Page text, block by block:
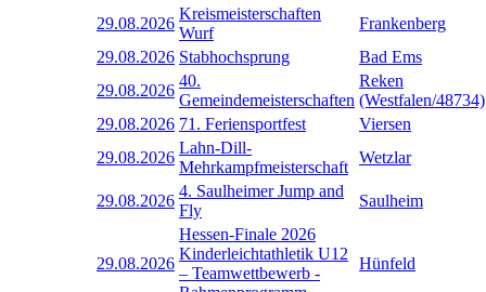
29.08.2026
Kreismeisterschaften
Wurf
Frankenberg
29.08.2026 Stabhochsprung
Bad Ems
29.08.2026
40.
Gemeindemeisterschaften
Reken
(Westfalen/48734)
29.08.2026 71. Feriensportfest
Viersen
29.08.2026
Lahn-Dill-
Mehrkampfmeisterschaft
Wetzlar
29.08.2026
4. Saulheimer Jump and
Fly
Saulheim
29.08.2026
Hessen-Finale 2026
Kinderleichtathletik U12
– Teamwettbewerb -
Hünfeld